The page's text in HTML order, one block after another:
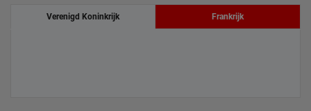
Verenigd Koninkrijk Frankrijk